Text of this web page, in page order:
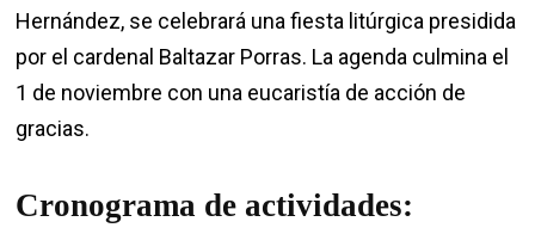
Hernández, se celebrará una fiesta litúrgica presidida
por el cardenal Baltazar Porras. La agenda culmina el
1 de noviembre con una eucaristía de acción de
gracias.
Cronograma de actividades: